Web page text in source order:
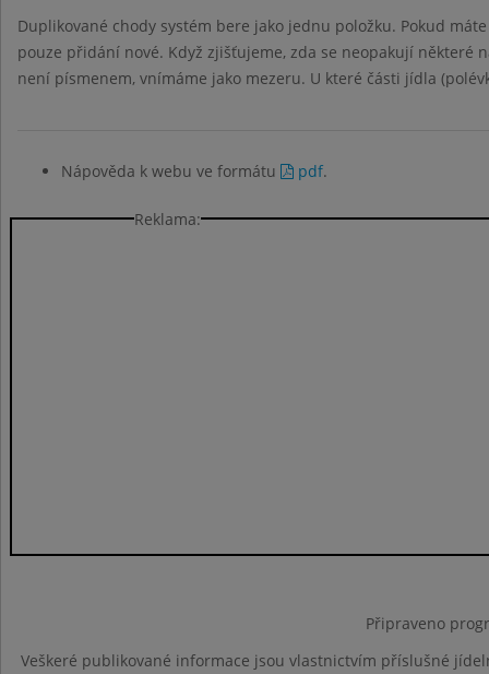
Duplikované chody systém bere jako jednu položku. Pokud
pouze přidání nové. Když zjišťujeme, zda se neopakují některé
není písmenem, vnímáme jako mezeru. U které části jídla
Nápověda k webu ve formátu pdf.
Reklama:
Připraveno
Veškeré publikované informace jsou vlastnictvím příslušné